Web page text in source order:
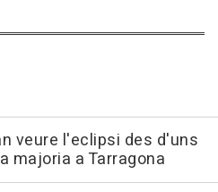
veure l'eclipsi des d'uns
majoria a Tarragona